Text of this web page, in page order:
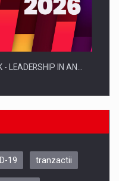
LEADERSHIP IN AN…
19 tranzactii